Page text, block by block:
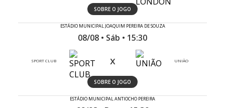
SOBRE O JOGO
ESTÁDIO MUNICIPAL JOAQUIM PEREIRA DE SOUZA
08/08 • Sáb • 15:30
SPORT CLUB x UNIÃO
SOBRE O JOGO
ESTÁDIO MUNICIPAL ANTIOCHO PEREIRA